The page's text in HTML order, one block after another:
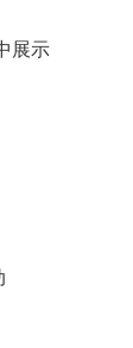
展示